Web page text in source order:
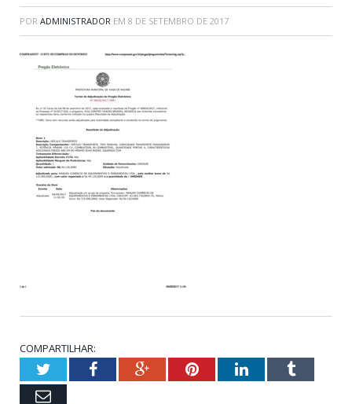
POR ADMINISTRADOR EM 8 DE SETEMBRO DE 2017
COMPARTILHAR:
TwitterFacebookGoogle+PinterestLinkedInTumblr
Email